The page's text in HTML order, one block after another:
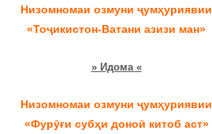
Низомномаи озмуни ҷумҳуриявии
«Тоҷикистон-Ватани азизи ман»
» Идома «
Низомномаи озмуни ҷумҳуриявии
«Фурӯғи субҳи доноӣ китоб аст»